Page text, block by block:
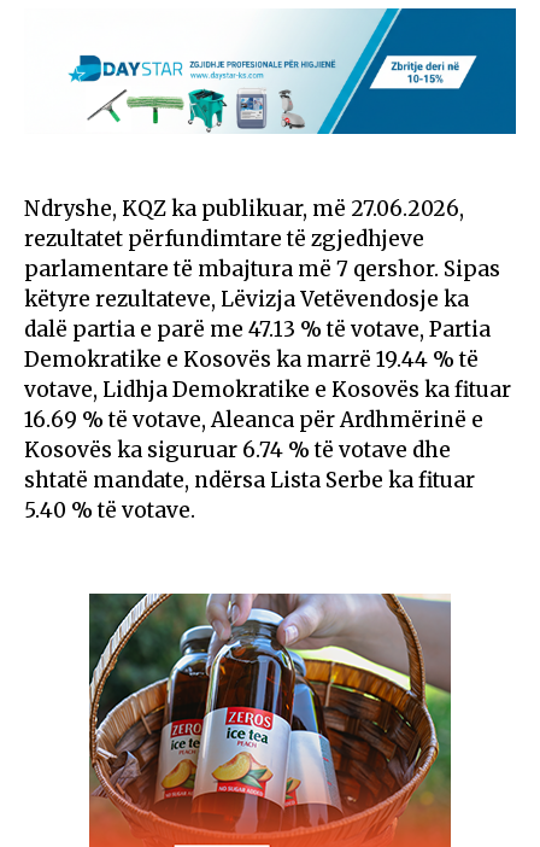
Ndryshe, KQZ ka publikuar, më 27.06.2026,
rezultatet përfundimtare të zgjedhjeve
parlamentare të mbajtura më 7 qershor. Sipas
këtyre rezultateve, Lëvizja Vetëvendosje ka
dalë partia e parë me 47.13 % të votave, Partia
Demokratike e Kosovës ka marrë 19.44 % të
votave, Lidhja Demokratike e Kosovës ka fituar
16.69 % të votave, Aleanca për Ardhmërinë e
Kosovës ka siguruar 6.74 % të votave dhe
shtatë mandate, ndërsa Lista Serbe ka fituar
5.40 % të votave.